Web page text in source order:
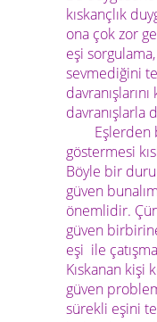
kıskançlık
ona çok zor
eşi
sevmediğini
davranışlarla
Eşlerden
göstermesi
Böyle bir
güven
önemlidir.
güven birbirine
eşi ile
Kıskanan kişi
güven
sürekli eşini